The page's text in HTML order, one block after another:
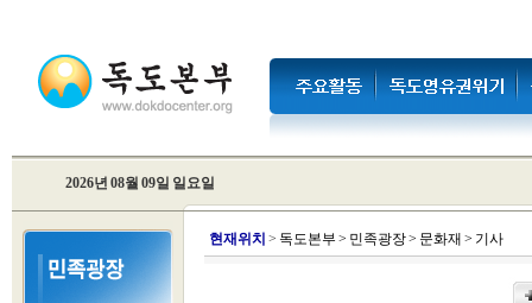
2026년 08월 09일 일요일
현재위치 > 독도본부 > 민족광장> 문화재 > 기사